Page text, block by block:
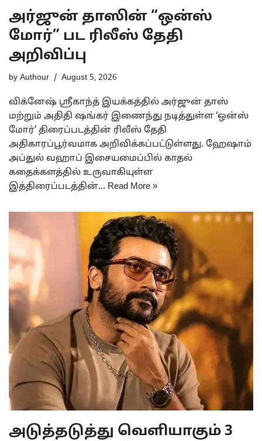
அர்ஜுன் தாஸின் “ஒன்ஸ்
மோர்” பட ரிலீஸ் தேதி
அறிவிப்பு
by Authour August 5, 2026
விக்னேஷ் ஸ்ரீகாந்த் இயக்கத்தில் அர்ஜுன் தாஸ்
மற்றும் அதிதி ஷங்கர் இணைந்து நடித்துள்ள ‘ஒன்ஸ்
மோர்’ திரைப்படத்தின் ரிலீஸ் தேதி
அதிகாரப்பூர்வமாக அறிவிக்கப்பட்டுள்ளது. ஹேஷாம்
அப்துல் வஹாப் இசையமைப்பில் காதல்
கதைக்களத்தில் உருவாகியுள்ள
இத்திரைப்படத்தின்… Read More »
அடுத்தடுத்து வெளியாகும் 3